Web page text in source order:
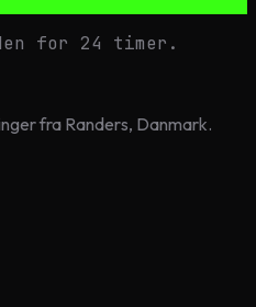
for 24 timer.
fra Randers, Danmark.